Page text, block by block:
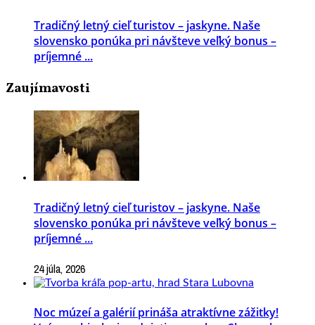
Tradičný letný cieľ turistov – jaskyne. Naše
slovensko ponúka pri návšteve veľký bonus –
príjemné ...
Zaujímavosti
Tradičný letný cieľ turistov – jaskyne. Naše
slovensko ponúka pri návšteve veľký bonus –
príjemné ...
24 júla, 2026
Noc múzeí a galérií prináša atraktívne zážitky!